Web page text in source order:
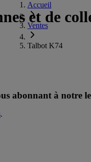
Accueil
Ventes
Talbot K74
et de
abonnant à notre
.